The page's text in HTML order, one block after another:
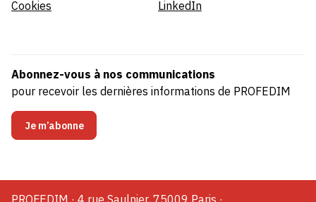
Cookies
LinkedIn
Abonnez-vous à nos communications
pour recevoir les dernières informations de PROFEDIM
Je m’abonne